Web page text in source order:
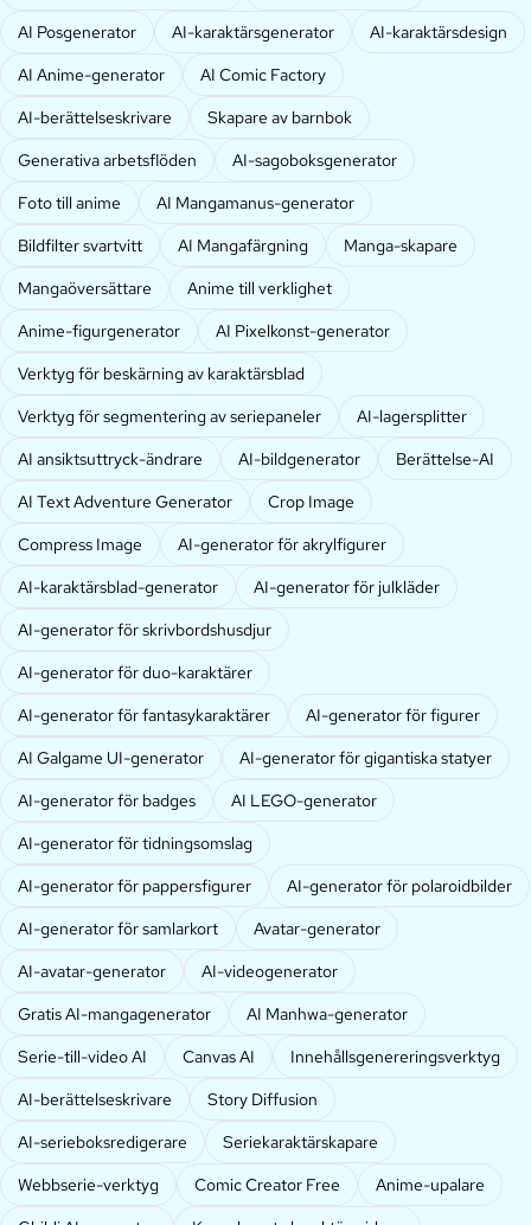
AI Posgenerator
AI-karaktärsgenerator
AI-karaktärsdesign
AI Anime-generator
AI Comic Factory
AI-berättelseskrivare
Skapare av barnbok
Generativa arbetsflöden
AI-sagoboksgenerator
Foto till anime
AI Mangamanus-generator
Bildfilter svartvitt
AI Mangafärgning
Manga-skapare
Mangaöversättare
Anime till verklighet
Anime-figurgenerator
AI Pixelkonst-generator
Verktyg för beskärning av karaktärsblad
Verktyg för segmentering av seriepaneler
AI-lagersplitter
AI ansiktsuttryck-ändrare
AI-bildgenerator
Berättelse-AI
AI Text Adventure Generator
Crop Image
Compress Image
AI-generator för akrylfigurer
AI-karaktärsblad-generator
AI-generator för julkläder
AI-generator för skrivbordshusdjur
AI-generator för duo-karaktärer
AI-generator för fantasykaraktärer
AI-generator för figurer
AI Galgame UI-generator
AI-generator för gigantiska statyer
AI-generator för badges
AI LEGO-generator
AI-generator för tidningsomslag
AI-generator för pappersfigurer
AI-generator för polaroidbilder
AI-generator för samlarkort
Avatar-generator
AI-avatar-generator
AI-videogenerator
Gratis AI-mangagenerator
AI Manhwa-generator
Serie-till-video AI
Canvas AI
Innehållsgenereringsverktyg
AI-berättelseskrivare
Story Diffusion
AI-serieboksredigerare
Seriekaraktärskapare
Webbserie-verktyg
Comic Creator Free
Anime-upalare